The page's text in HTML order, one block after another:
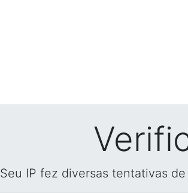
Seu IP fez diversas tentativas